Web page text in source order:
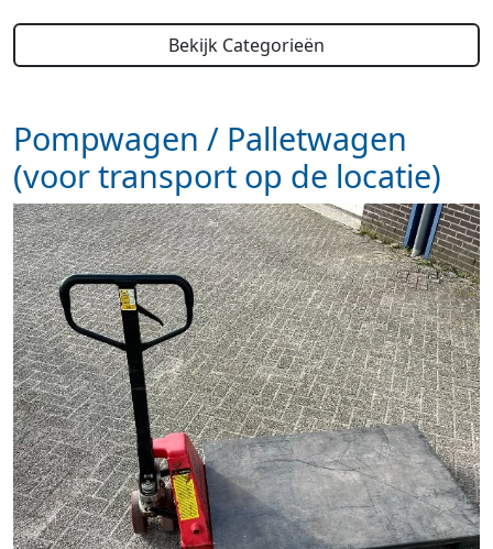
Bekijk Categorieën
Pompwagen / Palletwagen
(voor transport op de locatie)